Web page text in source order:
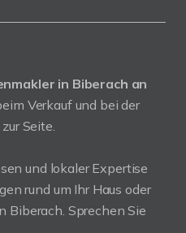
in Biberach an
Verkauf und bei der
Seite.
und lokaler Expertise
rund um Ihr Haus oder
Biberach. Sprechen Sie